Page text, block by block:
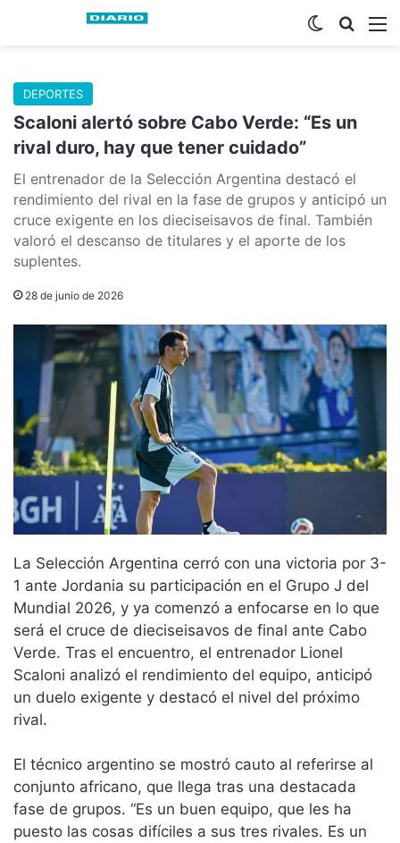
Buscar
Switch skin
DEPORTES
Scaloni alertó sobre Cabo Verde: “Es un
rival duro, hay que tener cuidado”
El entrenador de la Selección Argentina destacó el
rendimiento del rival en la fase de grupos y anticipó un
cruce exigente en los dieciseisavos de final. También
valoró el descanso de titulares y el aporte de los
suplentes.
28 de junio de 2026
La Selección Argentina cerró con una victoria por 3-
1 ante Jordania su participación en el Grupo J del
Mundial 2026, y ya comenzó a enfocarse en lo que
será el cruce de dieciseisavos de final ante Cabo
Verde. Tras el encuentro, el entrenador Lionel
Scaloni analizó el rendimiento del equipo, anticipó
un duelo exigente y destacó el nivel del próximo
rival.
El técnico argentino se mostró cauto al referirse al
conjunto africano, que llega tras una destacada
fase de grupos. “Es un buen equipo, que les ha
puesto las cosas difíciles a sus tres rivales. Es un